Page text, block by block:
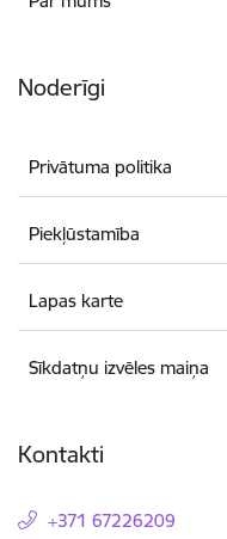
Noderīgi
Privātuma politika
Piekļūstamība
Lapas karte
Sīkdatņu izvēles maiņa
Kontakti
+371 67226209